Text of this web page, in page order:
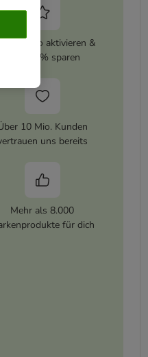
Abo aktivieren &
immer 5% sparen
10 Mio. Kunden
uns bereits
Mehr als 8.000
für dich